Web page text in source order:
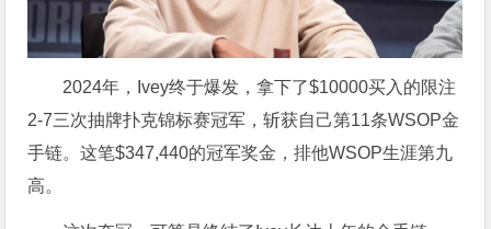
2024年，Ivey终于爆发，拿下了$10000买入的限注
2-7三次抽牌扑克锦标赛冠军，斩获自己第11条WSOP金
手链。这笔$347,440的冠军奖金，排他WSOP生涯第九
高。